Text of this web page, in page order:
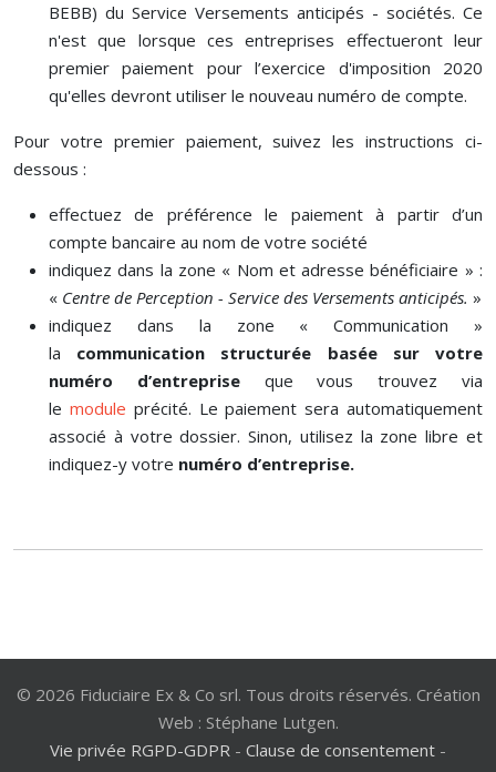
BEBB) du Service Versements anticipés - sociétés. Ce
n'est que lorsque ces entreprises effectueront leur
premier paiement pour l’exercice d'imposition 2020
qu'elles devront utiliser le nouveau numéro de compte.
Pour votre premier paiement, suivez les instructions ci-
dessous :
effectuez de préférence le paiement à partir d’un
compte bancaire au nom de votre société
indiquez dans la zone « Nom et adresse bénéficiaire » :
« Centre de Perception - Service des Versements anticipés. »
indiquez dans la zone « Communication »
la communication structurée basée sur votre
numéro d’entrepriseque vous trouvez via
le module précité. Le paiement sera automatiquement
associé à votre dossier. Sinon, utilisez la zone libre et
indiquez-y votre numéro d’entreprise.
© 2026 Fiduciaire Ex & Co srl. Tous droits réservés. Création
Web : Stéphane Lutgen.
Vie privée RGPD-GDPR - Clause de consentement -